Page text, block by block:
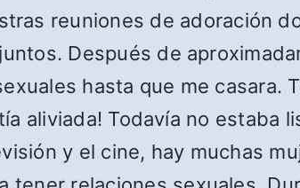
reuniones de adoración
Después de
hasta que me casara.
aliviada! Todavía no estaba
y el cine, hay muchas